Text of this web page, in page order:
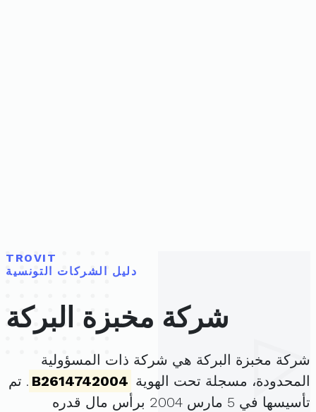
TROVIT
دليل الشركات التونسية
شركة مخبزة البركة
شركة مخبزة البركة هي شركة ذات المسؤولية
المحدودة، مسجلة تحت الهوية B2614742004 . تم
تأسيسها في 5 مارس 2004 برأس مال قدره